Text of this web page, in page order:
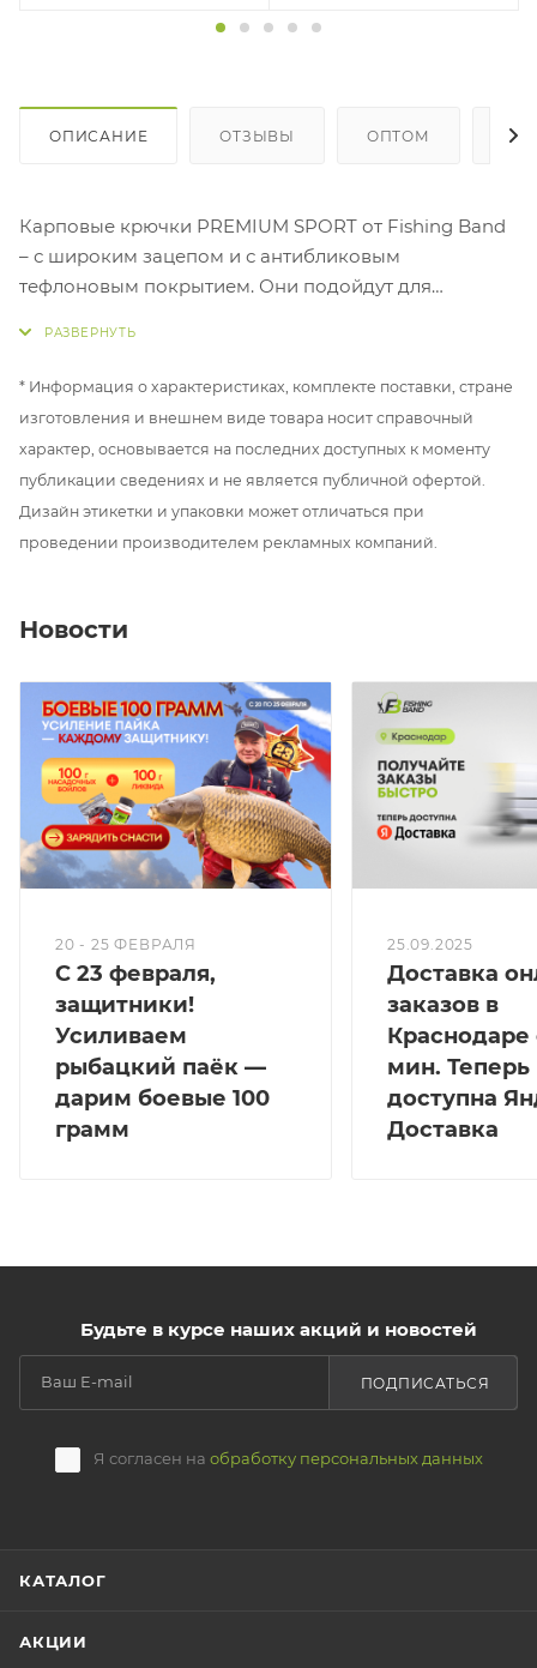
ОПИСАНИЕ ОТЗЫВЫ ОПТОМ
Карповые крючки PREMIUM SPORT от Fishing Band
– с широким зацепом и с антибликовым
тефлоновым покрытием. Они подойдут для
карповой ловли и для pop-up
№6 - самый популярный размер для спортивной и
классической рыбалки
№5 - наш эксклюзив. Он чуть крупнее №6 и гораздо
* Информация о характеристиках, комплекте поставки, стране
изготовления и внешнем виде товара носит справочный
характер, основывается на последних доступных к моменту
публикации сведениях и не является публичной офертой.
Дизайн этикетки и упаковки может отличаться при
проведении производителем рекламных компаний.
Новости
20 - 25 ФЕВРАЛЯ
С 23 февраля,
защитники!
Усиливаем
рыбацкий паёк —
дарим боевые 100
грамм
25.09.2025
Доставка
заказов в
Краснодаре
мин. Теперь
доступна
Доставка
Будьте в курсе наших акций и новостей
Я согласен на обработку персональных данных
ПОДПИСАТЬСЯ
КАТАЛОГ
АКЦИИ